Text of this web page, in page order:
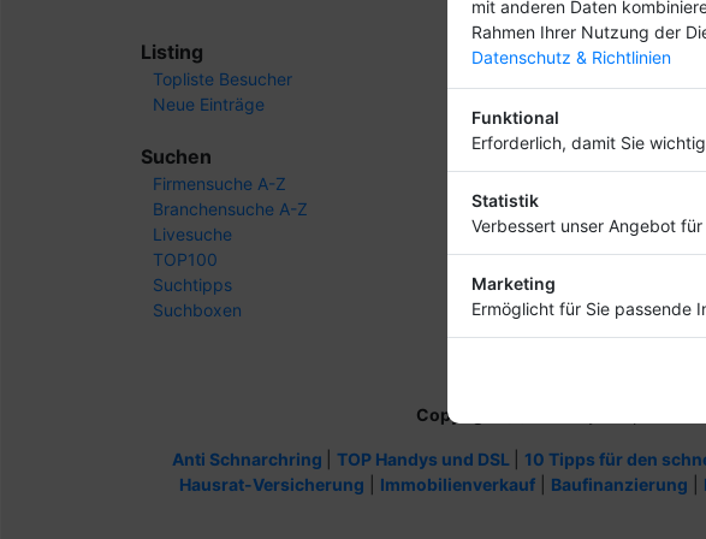
Listing
Topliste Besucher
Neue Einträge
Suchen
Firmensuche A-Z
Branchensuche A-Z
Livesuche
TOP100
Suchtipps
Suchboxen
Widerruf
Kontakt
Backlink
Copyright
Anti Schnarchring TOP Handys und DSL 10 Tipps für den
Hausrat-Versicherung
Immobilienverkauf Baufinanzierung
mit anderen Daten
Rahmen Ihrer Nutzung der
Datenschutz & Richtlinien
Funktional
Erforderlich, damit Sie
Statistik
Verbessert unser Angebot für
Marketing
Ermöglicht für Sie passende